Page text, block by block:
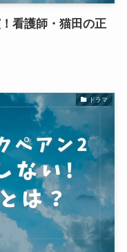
看護師・猫田の正
ドラマ